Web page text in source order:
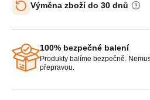
Výměna zboží do 30 dnů
100% bezpečné balení
Produkty balíme bezpečně.
přepravou.